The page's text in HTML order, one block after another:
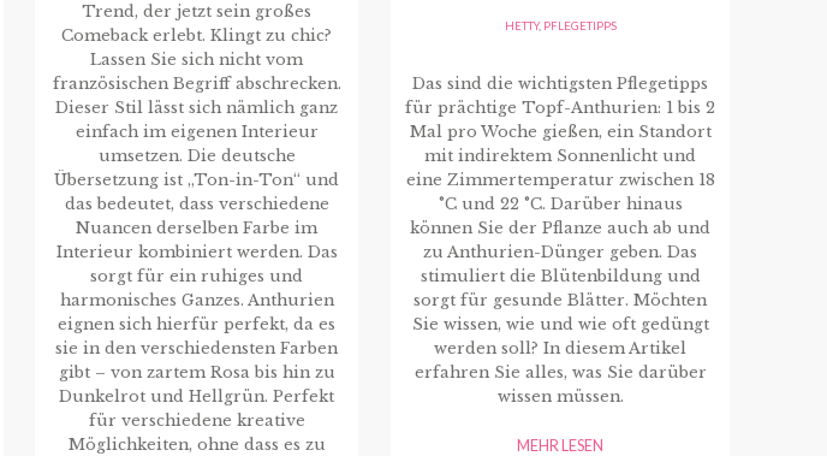
Trend, der jetzt sein großes
Comeback erlebt. Klingt zu chic?
Lassen Sie sich nicht vom
französischen Begriff abschrecken.
Dieser Stil lässt sich nämlich ganz
einfach im eigenen Interieur
umsetzen. Die deutsche
Übersetzung ist „Ton-in-Ton“ und
das bedeutet, dass verschiedene
Nuancen derselben Farbe im
Interieur kombiniert werden. Das
sorgt für ein ruhiges und
harmonisches Ganzes. Anthurien
eignen sich hierfür perfekt, da es
sie in den verschiedensten Farben
gibt – von zartem Rosa bis hin zu
Dunkelrot und Hellgrün. Perfekt
für verschiedene kreative
Möglichkeiten, ohne dass es zu
HETTY, PFLEGETIPPS
Das sind die wichtigsten Pflegetipps
für prächtige Topf-Anthurien: 1 bis 2
Mal pro Woche gießen, ein Standort
mit indirektem Sonnenlicht und
eine Zimmertemperatur zwischen 18
°C und 22 °C. Darüber hinaus
können Sie der Pflanze auch ab und
zu Anthurien-Dünger geben. Das
stimuliert die Blütenbildung und
sorgt für gesunde Blätter. Möchten
Sie wissen, wie und wie oft gedüngt
werden soll? In diesem Artikel
erfahren Sie alles, was Sie darüber
wissen müssen.
MEHR LESEN